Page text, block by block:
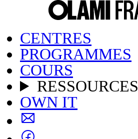
CENTRES
PROGRAMMES
COURS
RESSOURCES
OWN IT